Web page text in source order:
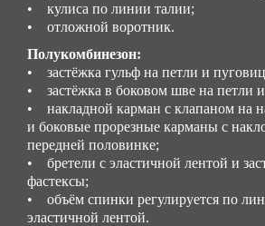
• кулиса по линии талии;
• отложной воротник.
Полукомбинезон:
• застёжка гульф на петли и
• застёжка в боковом шве на петли
• накладной карман с клапаном на
и боковые прорезные карманы с
передней половинке;
• бретели с эластичной лентой и
фастексы;
• объём спинки регулируется по
эластичной лентой.